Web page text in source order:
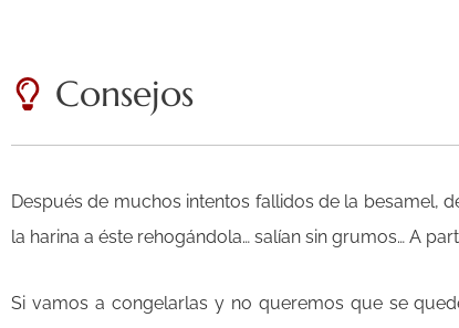
Consejos
Después de muchos intentos fallidos de la besamel,
la harina a éste rehogándola… salían sin grumos… A
Si vamos a congelarlas y no queremos que se